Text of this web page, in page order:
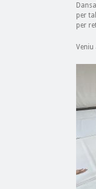
per
per
Veniu